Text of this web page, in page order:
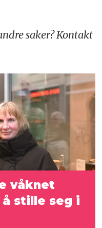
saker? Kontakt
våknet
stille seg i